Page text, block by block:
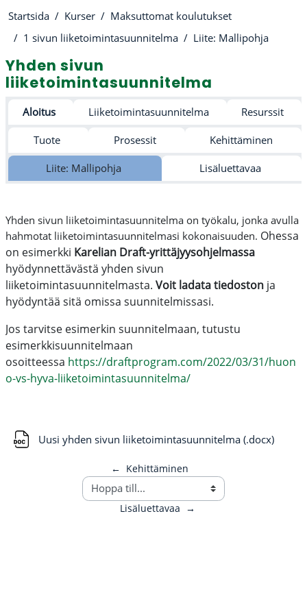
Startsida Kurser
Maksuttomat koulutukset
1 sivun liiketoimintasuunnitelma
Liite: Mallipohja
Yhden sivun
liiketoimintasuunnitelma
Avsnittsöversikt
Aloitus Liiketoimintasuunnitelma Resurssit
Tuote Prosessit Kehittäminen
Liite: Mallipohja Lisäluettavaa
Yhden sivun liiketoimintasuunnitelma on työkalu, jonka avulla
hahmotat liiketoimintasuunnitelmasi kokonaisuuden. Ohessa
on esimerkki Karelian Draft-yrittäjyysohjelmassa
hyödynnettävästä yhden sivun
liiketoimintasuunnitelmasta. Voit ladata tiedoston ja
hyödyntää sitä omissa suunnitelmissasi.
Jos tarvitse esimerkin suunnitelmaan, tutustu
esimerkkisuunnitelmaan
osoitteessa https://draftprogram.com/2022/03/31/huon
o-vs-hyva-liiketoimintasuunnitelma/
Uusi yhden sivun liiketoimintasuunnitelma (.docx)
← Kehittäminen
→
Lisäluettavaa